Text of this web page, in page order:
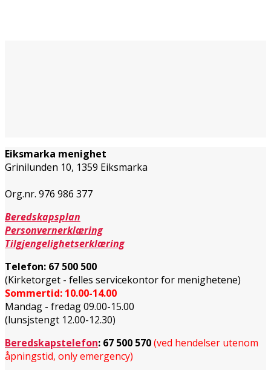
Eiksmarka menighet
Grinilunden 10, 1359 Eiksmarka
Org.nr. 976 986 377
Beredskapsplan
Personvernerklæring
Tilgjengelighetserklæring
Telefon: 67 500 500
(Kirketorget - felles servicekontor for menighetene)
Sommertid: 10.00-14.00
Mandag - fredag 09.00-15.00
(lunsjstengt 12.00-12.30)
Beredskapstelefon: 67 500 570(ved hendelser utenom
åpningstid, only emergency)